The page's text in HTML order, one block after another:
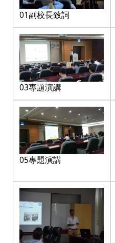
01副校長致詞
03專題演講
05專題演講